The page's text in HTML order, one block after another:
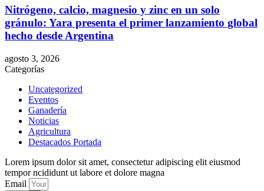
Nitrógeno, calcio, magnesio y zinc en un solo
gránulo: Yara presenta el primer lanzamiento global
hecho desde Argentina
agosto 3, 2026
Categorías
Uncategorized
Eventos
Ganadería
Noticias
Agricultura
Destacados Portada
Lorem ipsum dolor sit amet, consectetur adipiscing elit eiusmod
tempor ncididunt ut labore et dolore magna
Email